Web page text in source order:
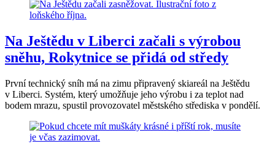
Na Ještědu v Liberci začali s výrobou
sněhu, Rokytnice se přidá od středy
První technický sníh má na zimu připravený skiareál na Ještědu
v Liberci. Systém, který umožňuje jeho výrobu i za teplot nad
bodem mrazu, spustil provozovatel městského střediska v pondělí.